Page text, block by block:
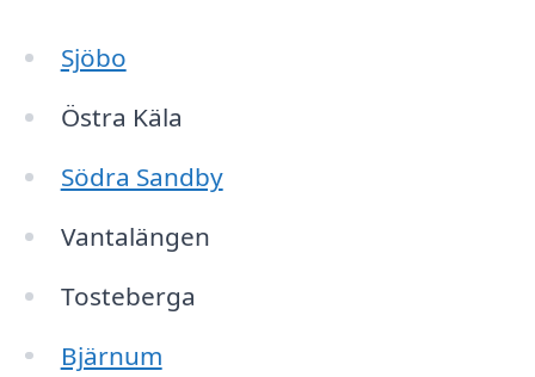
Sjöbo
Östra Käla
Södra Sandby
Vantalängen
Tosteberga
Bjärnum